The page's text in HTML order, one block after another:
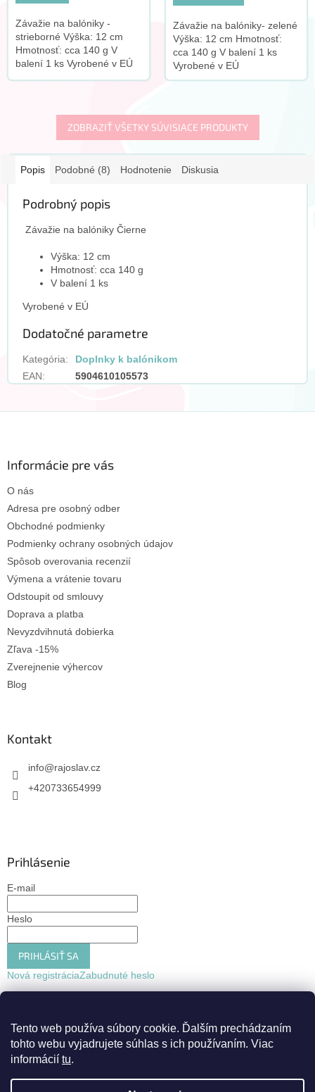
Tento web používa súbory cookie. Ďalším prechádzaním
tohto webu vyjadrujete súhlas s ich používaním. Viac
informácií tu.
Závažie na balóniky -
strieborné Výška: 12 cm
Hmotnosť: cca 140 g V
balení 1 ks Vyrobené v EÚ
Závažie na balóniky- zelené
Výška: 12 cm Hmotnosť:
cca 140 g V balení 1 ks
Vyrobené v EÚ
ZOBRAZIŤ VŠETKY SÚVISIACE PRODUKTY
Popis Podobné (8) Hodnotenie Diskusia
Podrobný popis
Závažie na balóniky Čierne
Výška: 12 cm
Hmotnosť: cca 140 g
V balení 1 ks
Vyrobené v EÚ
Dodatočné parametre
Kategória:
Doplnky k balónikom
EAN: 5904610105573
Informácie pre vás
O nás
Adresa pre osobný odber
Obchodné podmienky
Podmienky ochrany osobných údajov
Spôsob overovania recenzií
Výmena a vrátenie tovaru
Odstoupit od smlouvy
Doprava a platba
Nevyzdvihnutá dobierka
Zľava -15%
Zverejnenie výhercov
Blog
Kontakt
info@rajoslav.cz
+420733654999
Prihlásenie
E-mail
Heslo
PRIHLÁSIŤ SA
Nová registráciaZabudnuté heslo